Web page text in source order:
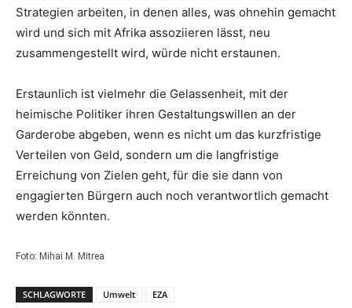
Strategien arbeiten, in denen alles, was ohnehin gemacht
wird und sich mit Afrika assoziieren lässt, neu
zusammengestellt wird, würde nicht erstaunen.
Erstaunlich ist vielmehr die Gelassenheit, mit der
heimische Politiker ihren Gestaltungswillen an der
Garderobe abgeben, wenn es nicht um das kurzfristige
Verteilen von Geld, sondern um die langfristige
Erreichung von Zielen geht, für die sie dann von
engagierten Bürgern auch noch verantwortlich gemacht
werden könnten.
Foto: Mihai M. Mitrea
SCHLAGWORTE Umwelt EZA